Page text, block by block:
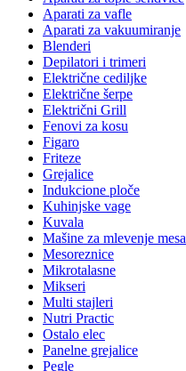
Aparati za vafle
Aparati za vakuumiranje
Blenderi
Depilatori i trimeri
Električne cediljke
Električne šerpe
Električni Grill
Fenovi za kosu
Figaro
Friteze
Grejalice
Indukcione ploče
Kuhinjske vage
Kuvala
Mašine za mlevenje mesa
Mesoreznice
Mikrotalasne
Mikseri
Multi stajleri
Nutri Practic
Ostalo elec
Panelne grejalice
Pegle